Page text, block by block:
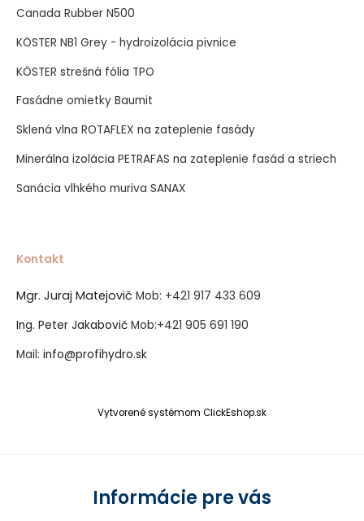
Canada Rubber N500
KÖSTER NB1 Grey - hydroizolácia pivnice
KÖSTER strešná fólia TPO
Fasádne omietky Baumit
Sklená vlna ROTAFLEX na zateplenie fasády
Minerálna izolácia PETRAFAS na zateplenie fasád a striech
Sanácia vlhkého muriva SANAX
Kontakt
Mgr. Juraj Matejovič Mob: +421 917 433 609
Ing. Peter Jakabovič Mob:+421 905 691 190
Mail: info@profihydro.sk
Vytvorené systémom ClickEshop.sk
Informácie pre vás